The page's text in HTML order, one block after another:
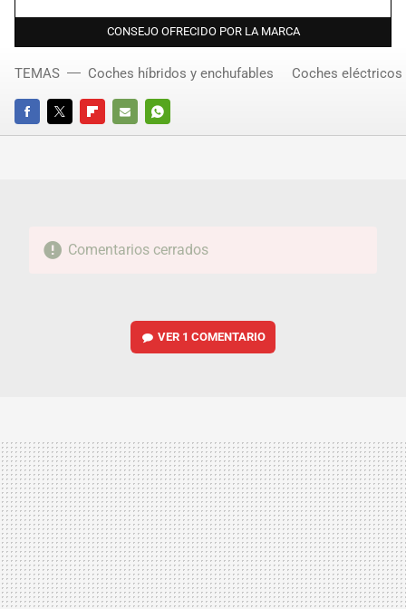
CONSEJO OFRECIDO POR LA MARCA
FACEBOOKTWITTERFLIPBOARD
E-
WHATSAPP
TEMAS Coches híbridos y enchufables Coches eléctricos
Comentarios cerrados
VER 1 COMENTARIO